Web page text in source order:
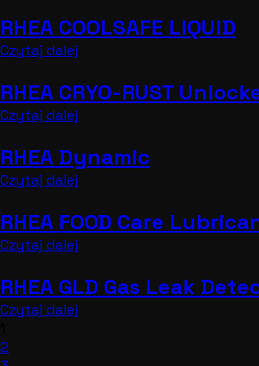
RHEA COOLSAFE LIQUID
Czytaj dalej
RHEA CRYO-RUST
Czytaj dalej
RHEA Dynamic
Czytaj dalej
RHEA FOOD Care
Czytaj dalej
RHEA GLD Gas Leak
Czytaj dalej
2